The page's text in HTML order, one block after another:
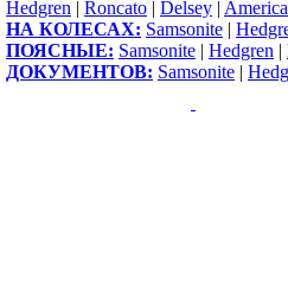
Hedgren | Roncato | Delsey |
НА КОЛЕСАХ: Samsonite |
ПОЯСНЫЕ: Samsonite | Hedgren |
ДОКУМЕНТОВ: Samsonite |